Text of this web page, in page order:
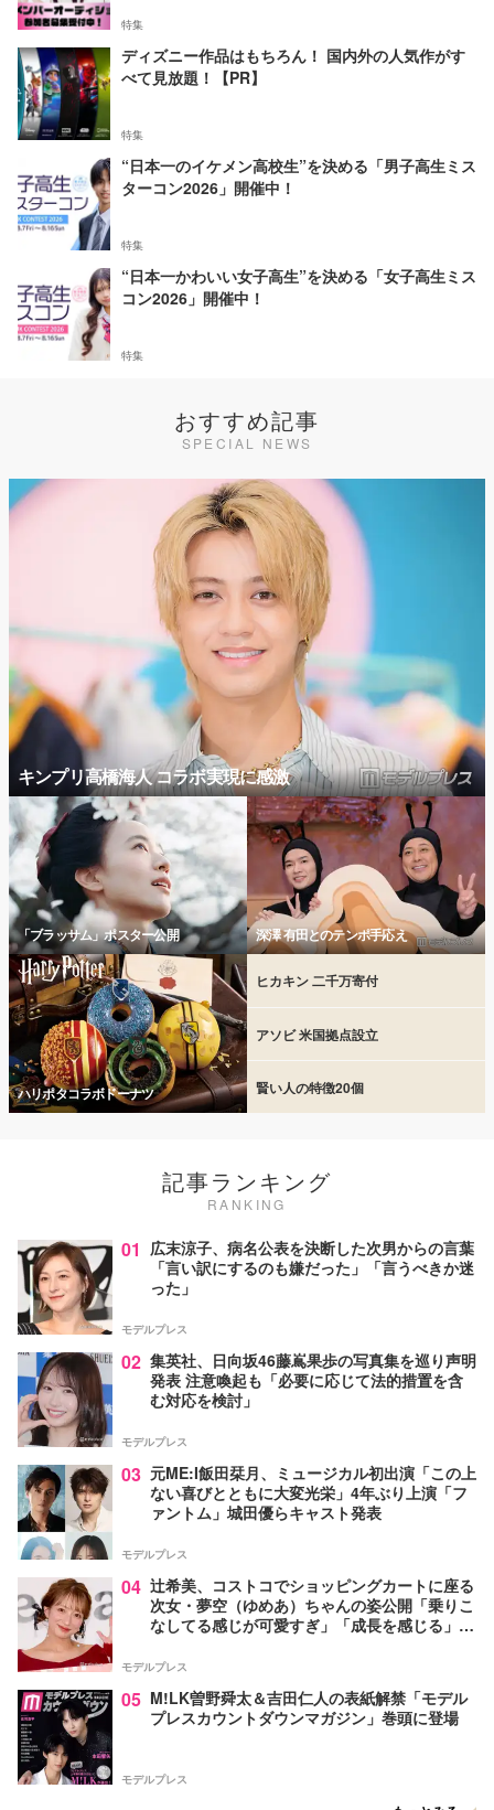
特集
ディズニー作品はもちろん！ 国内外の人気作がす
べて見放題！【PR】
特集
“日本一のイケメン高校生”を決める「男子高生ミス
ターコン2026」開催中！
特集
“日本一かわいい女子高生”を決める「女子高生ミス
コン2026」開催中！
特集
おすすめ記事
SPECIAL NEWS
キンプリ高橋海人 コラボ実現に感激
「ブラッサム」ポスター公開 深澤 有田とのテンポ手応え
ハリポタコラボドーナツ
ヒカキン 二千万寄付
アソビ 米国拠点設立
賢い人の特徴20個
記事ランキング
RANKING
01 広末涼子、病名公表を決断した次男からの言葉
「言い訳にするのも嫌だった」「言うべきか迷
った」
モデルプレス
02 集英社、日向坂46藤嶌果歩の写真集を巡り声明
発表 注意喚起も「必要に応じて法的措置を含
む対応を検討」
モデルプレス
03 元ME:I飯田栞月、ミュージカル初出演「この上
ない喜びとともに大変光栄」4年ぶり上演「フ
ァントム」城田優らキャスト発表
モデルプレス
04 辻希美、コストコでショッピングカートに座る
次女・夢空（ゆめあ）ちゃんの姿公開「乗りこ
なしてる感じが可愛すぎ」「成長を感じる」の
モデルプレス
05 M!LK曽野舜太＆吉田仁人の表紙解禁「モデル
プレスカウントダウンマガジン」巻頭に登場
モデルプレス